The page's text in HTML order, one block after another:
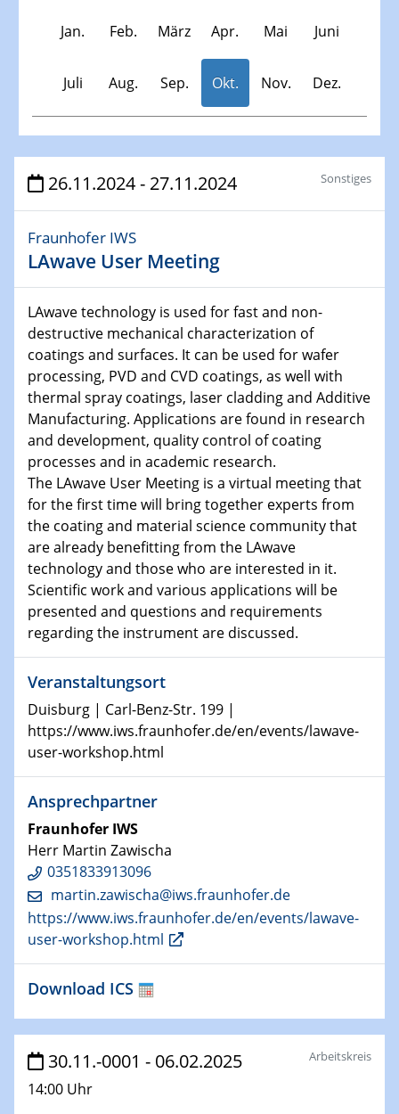
Jan. Feb. März Apr. Mai Juni
Juli Aug. Sep. Okt. Nov. Dez.
Veranstaltungen
SFB/TRR 247 Seminar
09.01.2024
Kolloquium CRC 1242
15.01.2024
Bewerbungsvorrtag Besetzung W3-Professur
Technische Chemie – Technisch-Makromolekulare
Chemie für die Wasserforschung
23.01.2024
Kolloquium CRC 1242
23.01.2024
Kolloquium CRC 1242
24.01.2024
Bewerbungsvorrtag Besetzung W3-Professur
Technische Chemie – Technisch-Makromolekulare
Chemie für die Wasserforschung
29.01.2024
Bewerbungsvorrtag Besetzung W3-Professur
Technische Chemie – Technisch-Makromolekulare
Chemie für die Wasserforschung
29.01.2024
Bewerbungsvorrtag Besetzung W3-Professur
Technische Chemie – Technisch-Makromolekulare
Chemie für die Wasserforschung
Bewerbungsvorrtag Besetzung W3-Professur
Technische Chemie – Technisch-Makromolekulare
Chemie für die Wasserforschung
30.01.2024
MATURE
31.01.2024
ICAN Nutzertreffen
26.11.2024 - 27.11.2024 Sonstiges
Fraunhofer IWS
LAwave User Meeting
LAwave technology is used for fast and non-
destructive mechanical characterization of
coatings and surfaces. It can be used for wafer
processing, PVD and CVD coatings, as well with
thermal spray coatings, laser cladding and Additive
Manufacturing. Applications are found in research
and development, quality control of coating
processes and in academic research.
The LAwave User Meeting is a virtual meeting that
for the first time will bring together experts from
the coating and material science community that
are already benefitting from the LAwave
technology and those who are interested in it.
Scientific work and various applications will be
presented and questions and requirements
regarding the instrument are discussed.
Veranstaltungsort
Duisburg | Carl-Benz-Str. 199 |
https://www.iws.fraunhofer.de/en/events/lawave-
user-workshop.html
Ansprechpartner
Fraunhofer IWS
Herr Martin Zawischa
0351833913096
martin.zawischa@​iws.fraunhofer.de
https://www.iws.fraunhofer.de/en/events/lawave-
user-workshop.html
Download ICS
30.11.-0001 - 06.02.2025
14:00 Uhr
Arbeitskreis